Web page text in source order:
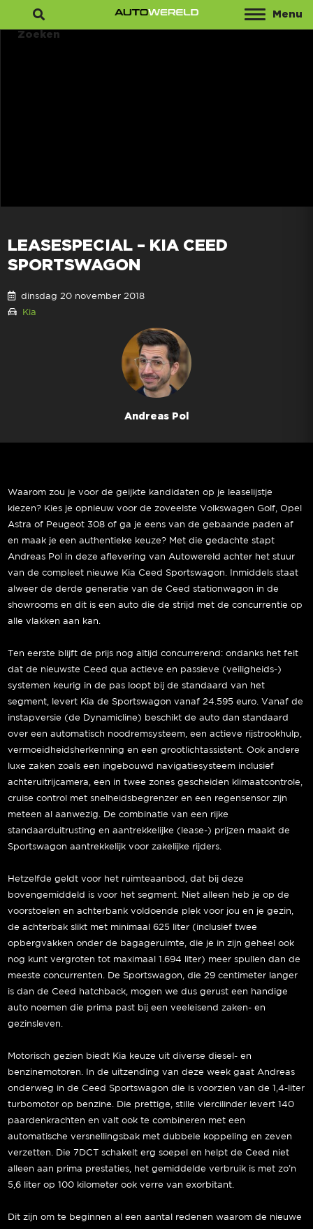
Menu
Zoeken
LEASESPECIAL – KIA CEED
SPORTSWAGON
dinsdag 20 november 2018
Kia
Andreas Pol
Waarom zou je voor de geijkte kandidaten op je leaselijstje
kiezen? Kies je opnieuw voor de zoveelste Volkswagen Golf, Opel
Astra of Peugeot 308 of ga je eens van de gebaande paden af
en maak je een authentieke keuze? Met die gedachte stapt
Andreas Pol in deze aflevering van Autowereld achter het stuur
van de compleet nieuwe Kia Ceed Sportswagon. Inmiddels staat
alweer de derde generatie van de Ceed stationwagon in de
showrooms en dit is een auto die de strijd met de concurrentie op
alle vlakken aan kan.
Ten eerste blijft de prijs nog altijd concurrerend: ondanks het feit
dat de nieuwste Ceed qua actieve en passieve (veiligheids-)
systemen keurig in de pas loopt bij de standaard van het
segment, levert Kia de Sportswagon vanaf 24.595 euro. Vanaf de
instapversie (de Dynamicline) beschikt de auto dan standaard
over een automatisch noodremsysteem, een actieve rijstrookhulp,
vermoeidheidsherkenning en een grootlichtassistent. Ook andere
luxe zaken zoals een ingebouwd navigatiesysteem inclusief
achteruitrijcamera, een in twee zones gescheiden klimaatcontrole,
cruise control met snelheidsbegrenzer en een regensensor zijn
meteen al aanwezig. De combinatie van een rijke
standaarduitrusting en aantrekkelijke (lease-) prijzen maakt de
Sportswagon aantrekkelijk voor zakelijke rijders.
Hetzelfde geldt voor het ruimteaanbod, dat bij deze
bovengemiddeld is voor het segment. Niet alleen heb je op de
voorstoelen en achterbank voldoende plek voor jou en je gezin,
de achterbak slikt met minimaal 625 liter (inclusief twee
opbergvakken onder de bagageruimte, die je in zijn geheel ook
nog kunt vergroten tot maximaal 1.694 liter) meer spullen dan de
meeste concurrenten. De Sportswagon, die 29 centimeter langer
is dan de Ceed hatchback, mogen we dus gerust een handige
auto noemen die prima past bij een veeleisend zaken- en
gezinsleven.
Motorisch gezien biedt Kia keuze uit diverse diesel- en
benzinemotoren. In de uitzending van deze week gaat Andreas
onderweg in de Ceed Sportswagon die is voorzien van de 1,4-liter
turbomotor op benzine. Die prettige, stille viercilinder levert 140
paardenkrachten en valt ook te combineren met een
automatische versnellingsbak met dubbele koppeling en zeven
verzetten. Die 7DCT schakelt erg soepel en helpt de Ceed niet
alleen aan prima prestaties, het gemiddelde verbruik is met zo’n
5,6 liter op 100 kilometer ook verre van exorbitant.
Dit zijn om te beginnen al een aantal redenen waarom de nieuwe